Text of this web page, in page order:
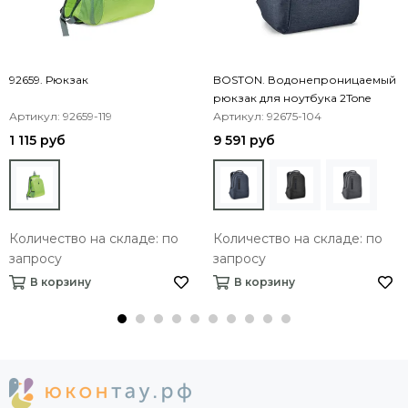
92659. Рюкзак
Артикул: 92659-119
1 115 руб
Количество на складе: по
запросу
В корзину
BOSTON. Водонепроницаемый
рюкзак для ноутбука 2Tone
Nylon 17''
Артикул: 92675-104
9 591 руб
Количество на складе: по
запросу
В корзину